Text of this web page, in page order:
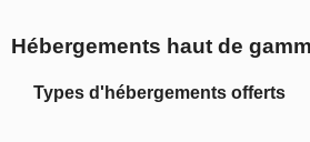
Hébergements haut de
Types d'hébergements offerts